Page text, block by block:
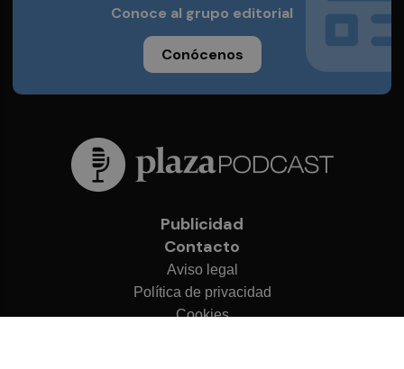
Conoce al grupo editorial
Conócenos
Publicidad
Contacto
Aviso legal
Política de privacidad
Cookies